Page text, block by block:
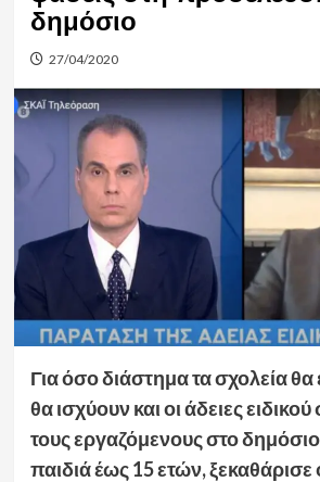
δημόσιο
27/04/2020
Για όσο διάστημα τα σχολεία θα
θα ισχύουν και οι άδειες
τους εργαζόμενους στο
παιδιά έως 15 ετών,